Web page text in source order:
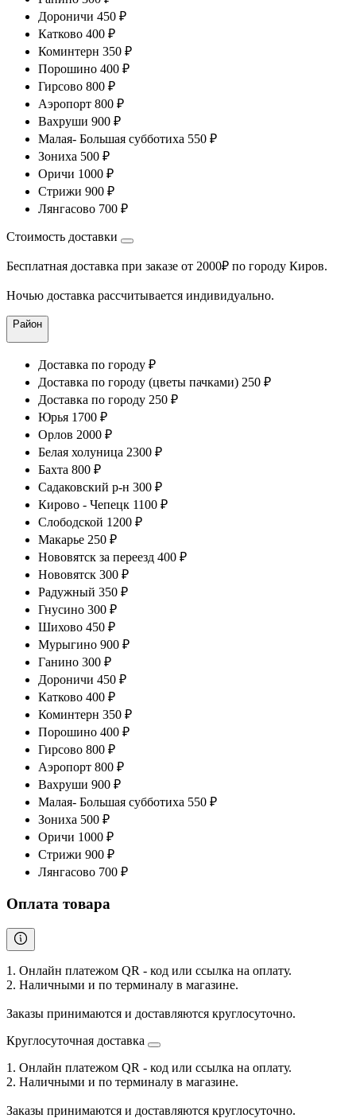
Дороничи 450 ₽
Катково 400 ₽
Коминтерн 350 ₽
Порошино 400 ₽
Гирсово 800 ₽
Аэропорт 800 ₽
Вахруши 900 ₽
Малая- Большая субботиха 550 ₽
Зониха 500 ₽
Оричи 1000 ₽
Стрижи 900 ₽
Лянгасово 700 ₽
Стоимость доставки
Бесплатная доставка при заказе от 2000₽ по городу Киров.
Ночью доставка рассчитывается индивидуально.
Район
Доставка по городу ₽
Доставка по городу (цветы пачками) 250 ₽
Доставка по городу 250 ₽
Юрья 1700 ₽
Орлов 2000 ₽
Белая холуница 2300 ₽
Бахта 800 ₽
Садаковский р-н 300 ₽
Кирово - Чепецк 1100 ₽
Слободской 1200 ₽
Макарье 250 ₽
Нововятск за переезд 400 ₽
Нововятск 300 ₽
Радужный 350 ₽
Гнусино 300 ₽
Шихово 450 ₽
Мурыгино 900 ₽
Ганино 300 ₽
Дороничи 450 ₽
Катково 400 ₽
Коминтерн 350 ₽
Порошино 400 ₽
Гирсово 800 ₽
Аэропорт 800 ₽
Вахруши 900 ₽
Малая- Большая субботиха 550 ₽
Зониха 500 ₽
Оричи 1000 ₽
Стрижи 900 ₽
Лянгасово 700 ₽
Оплата товара
1. Онлайн платежом QR - код или ссылка на оплату.
2. Наличными и по терминалу в магазине.
Заказы принимаются и доставляются круглосуточно.
Круглосуточная доставка
1. Онлайн платежом QR - код или ссылка на оплату.
2. Наличными и по терминалу в магазине.
Заказы принимаются и доставляются круглосуточно.